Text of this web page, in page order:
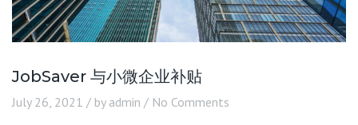
JobSaver 与小微企业补贴
July 26, 2021 by admin No Comments